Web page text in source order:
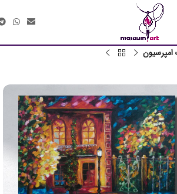
عزیز، آثار فروخته‌شده،
مجدد با طرحی مشابه را
دارند.
های شما در صورت امکان
قابل اجراست.